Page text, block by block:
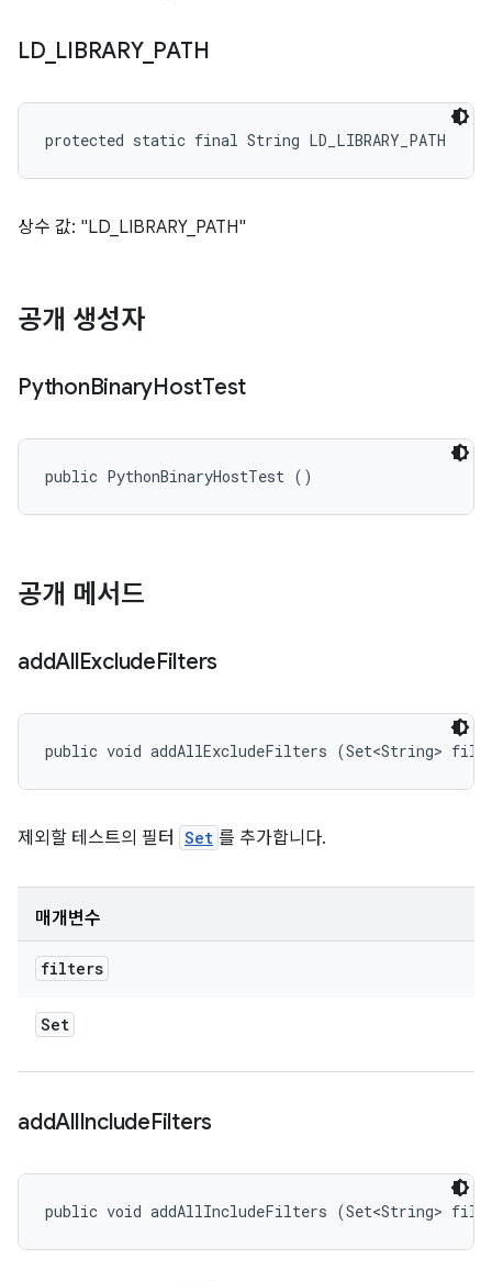
LD_ LIBRARY_ PATH
protected static final String LD_LIBRARY_PATH
상수 값: "LD_LIBRARY_PATH"
공개 생성자
PythonBinaryHostTest
public PythonBinaryHostTest ()
공개 메서드
addAllExcludeFilters
public void addAllExcludeFilters (Set<String>
제외할 테스트의 필터 Set 를 추가합니다.
매개변수
filters
Set
addAllIncludeFilters
public void addAllIncludeFilters (Set<String>